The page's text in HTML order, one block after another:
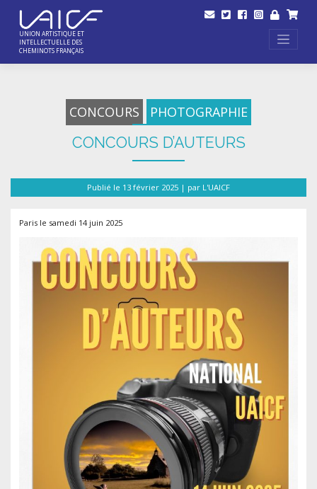
content
UNION ARTISTIQUE ET
INTELLECTUELLE DES
CHEMINOTS FRANÇAIS
CONCOURS PHOTOGRAPHIE
CONCOURS D’AUTEURS
Publié le 13 février 2025 | par L'UAICF
Paris le samedi 14 juin 2025